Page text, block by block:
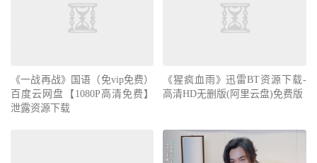
《一战再战》国语（免vip免费）
百度云网盘【1080P高清免费】
泄露资源下载
《猩疯血雨》迅雷BT资源下载-
高清HD无删版(阿里云盘)免费版